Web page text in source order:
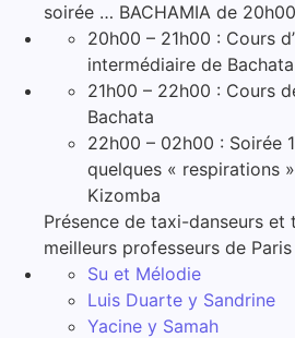
soirée … BACHAMIA de
20h00 – 21h00 : Cours
intermédiaire de Bachata
21h00 – 22h00 : Cours
Bachata
22h00 – 02h00 : Soirée
quelques « respirations
Kizomba
Présence de taxi-danseurs
meilleurs professeurs de Paris
Su et Mélodie
Luis Duarte y Sandrine
Yacine y Samah